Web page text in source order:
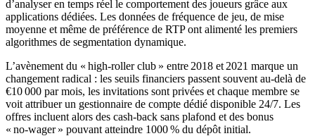
d’analyser en temps réel le comportement des joueurs grâce aux
applications dédiées. Les données de fréquence de jeu, de mise
moyenne et même de préférence de RTP ont alimenté les premiers
algorithmes de segmentation dynamique.
L’avènement du « high‑roller club » entre 2018 et 2021 marque un
changement radical : les seuils financiers passent souvent au-delà de
€10 000 par mois, les invitations sont privées et chaque membre se
voit attribuer un gestionnaire de compte dédié disponible 24/7. Les
offres incluent alors des cash‑back sans plafond et des bonus
« no‑wager » pouvant atteindre 1000 % du dépôt initial.